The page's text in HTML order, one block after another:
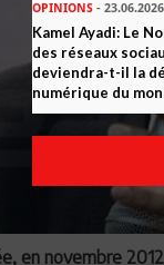
en novembre
OPINIONS - 23.06.2026
Kamel Ayadi: Le
des réseaux
deviendra-t-il la
numérique du